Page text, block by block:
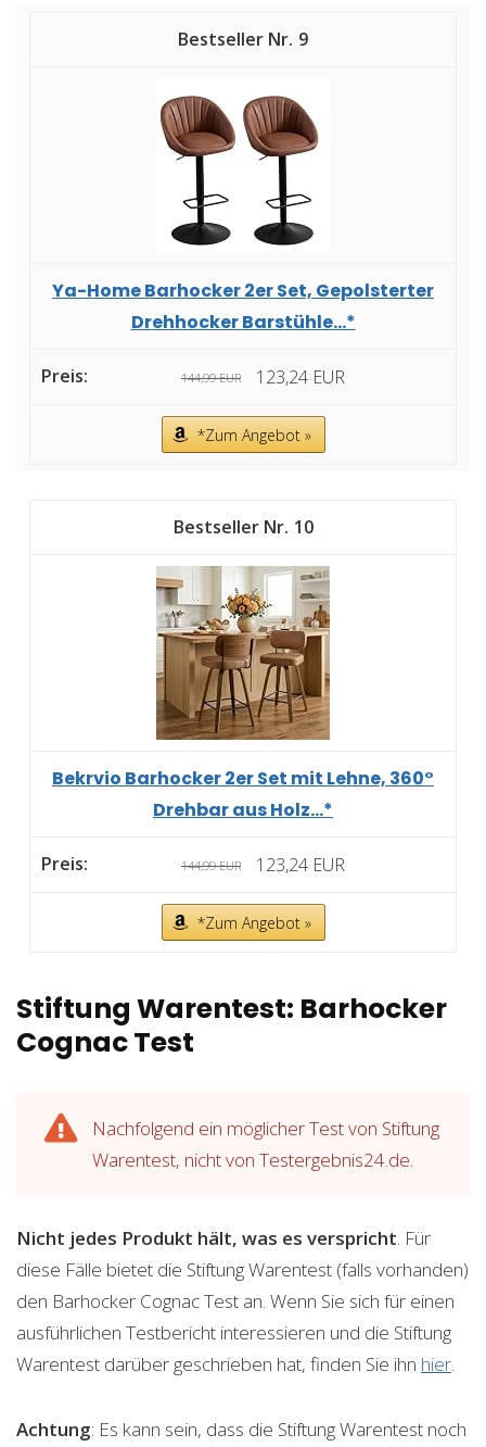
9
Ya-Home Barhocker 2er Set, Gepolsterter
Drehhocker Barstühle...*
144,99 EUR 123,24 EUR
*Zum Angebot »
10
Bekrvio Barhocker 2er Set mit Lehne, 360°
Drehbar aus Holz...*
144,99 EUR 123,24 EUR
*Zum Angebot »
Stiftung Warentest: Barhocker
Cognac Test
Nachfolgend ein möglicher Test von Stiftung
Warentest, nicht von Testergebnis24.de.
Nicht jedes Produkt hält, was es verspricht. Für
diese Fälle bietet die Stiftung Warentest (falls vorhanden)
den Barhocker Cognac Test an. Wenn Sie sich für einen
ausführlichen Testbericht interessieren und die Stiftung
Warentest darüber geschrieben hat, finden Sie ihn hier.
Achtung: Es kann sein, dass die Stiftung Warentest noch